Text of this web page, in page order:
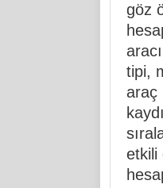
göz
tipi,
araç
etkili